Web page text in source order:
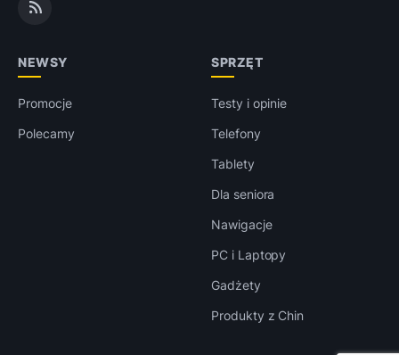
NEWSY
Promocje
Polecamy
SPRZĘT
Testy i opinie
Telefony
Tablety
Dla seniora
Nawigacje
PC i Laptopy
Gadżety
Produkty z Chin